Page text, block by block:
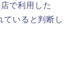
で利用した
ていると判断し